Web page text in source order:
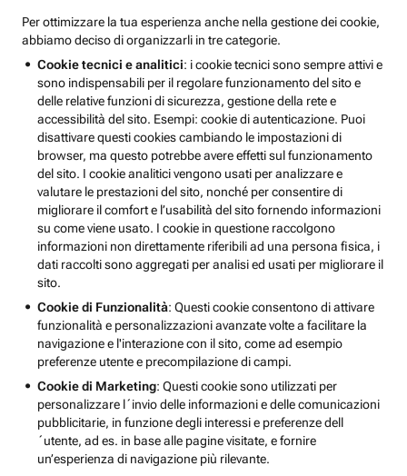
Per ottimizzare la tua esperienza anche nella gestione dei cookie,
abbiamo deciso di organizzarli in tre categorie.
Cookie tecnici e analitici: i cookie tecnici sono sempre attivi e
sono indispensabili per il regolare funzionamento del sito e
delle relative funzioni di sicurezza, gestione della rete e
accessibilità del sito. Esempi: cookie di autenticazione. Puoi
disattivare questi cookies cambiando le impostazioni di
browser, ma questo potrebbe avere effetti sul funzionamento
del sito. I cookie analitici vengono usati per analizzare e
valutare le prestazioni del sito, nonché per consentire di
migliorare il comfort e l’usabilità del sito fornendo informazioni
su come viene usato. I cookie in questione raccolgono
informazioni non direttamente riferibili ad una persona fisica, i
dati raccolti sono aggregati per analisi ed usati per migliorare il
sito.
Cookie di Funzionalità: Questi cookie consentono di attivare
funzionalità e personalizzazioni avanzate volte a facilitare la
navigazione e l'interazione con il sito, come ad esempio
preferenze utente e precompilazione di campi.
Cookie di Marketing: Questi cookie sono utilizzati per
personalizzare l´invio delle informazioni e delle comunicazioni
pubblicitarie, in funzione degli interessi e preferenze dell
´utente, ad es. in base alle pagine visitate, e fornire
un’esperienza di navigazione più rilevante.